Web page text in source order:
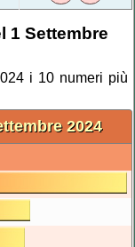
1 Settembre
i 10 numeri più
2024